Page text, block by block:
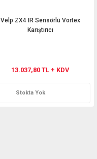
Velp ZX4 IR Sensörlü Vortex
Karıştırıcı
13.037,80 TL + KDV
Stokta Yok